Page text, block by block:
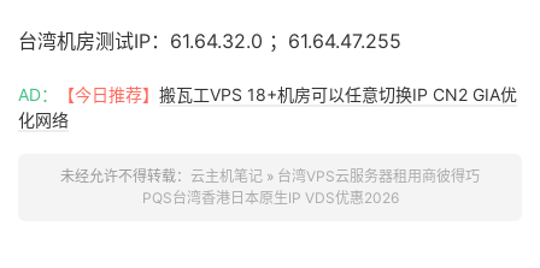
台湾机房测试IP：61.64.32.0 ；61.64.47.255
AD： 【今日推荐】 搬瓦工VPS 18+机房可以任意切换IP CN2 GIA优
化网络
未经允许不得转载： 云主机笔记 » 台湾VPS云服务器租用商彼得巧
PQS台湾香港日本原生IP VDS优惠2026